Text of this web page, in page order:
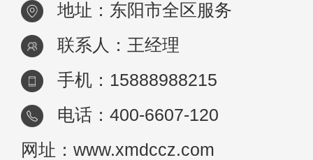
地址：东阳市全区服务
联系人：王经理
手机：15888988215
电话：400-6607-120
网址：www.xmdccz.com